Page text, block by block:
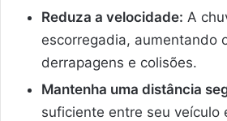
Reduza a velocidade: A
escorregadia, aumentando
derrapagens e colisões.
Mantenha uma distância
suficiente entre seu veículo